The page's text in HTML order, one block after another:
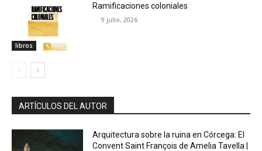
libros
Ramificaciones coloniales
9 julio, 2026
ARTÍCULOS DEL AUTOR
Arquitectura sobre la ruina en Córcega: El
Convent Saint François de Amelia Tavella |